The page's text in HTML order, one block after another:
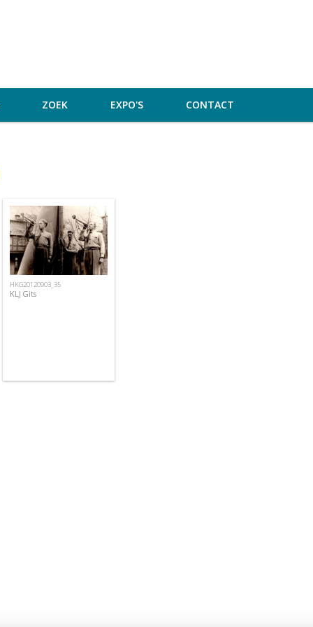
ZOEK EXPO'S CONTACT
HKG20120903_35
KLJ Gits